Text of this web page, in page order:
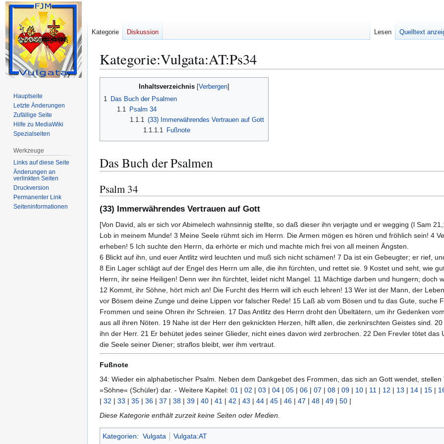
Kategorie:Vulgata:AT:Ps34
Inhaltsverzeichnis
1 Das Buch der Psalmen
1.1
Psalm 34
1.1.1 (33) Immerwährendes Vertrauen auf Gott
1.1.1.1
Fußnote
Das Buch der Psalmen
Psalm 34
(33) Immerwährendes Vertrauen auf Gott
[Von David, als er sich vor Abimelech wahnsinnig stellte, so daß dieser ihn verjagte und er wegging (l Sam
Lob in meinem Munde! 3 Meine Seele rühmt sich im Herrn. Die Armen mögen es hören und fröhlich sein! 4
erheben! 5 Ich suchte den Herrn, da erhörte er mich und machte mich frei von all meinen Ängsten.
6 Blickt auf ihn, und euer Antlitz wird leuchten und muß sich nicht schämen! 7 Da ist ein Gebeugter; er rief,
8 Ein Lager schlägt auf der Engel des Herrn um alle, die ihn fürchten, und rettet sie. 9 Kostet und seht, wie
Herrn, ihr seine Heiligen! Denn wer ihn fürchtet, leidet nicht Mangel. 11 Mächtige darben und hungern; doch
12 Kommt, ihr Söhne, hört mich an! Die Furcht des Herrn will ich euch lehren! 13 Wer ist der Mann, der
vor Bösem deine Zunge und deine Lippen vor falscher Rede! 15 Laß ab vom Bösen und tu das Gute, suche
Frommen und seine Ohren ihr Schreien. 17 Das Antlitz des Herrn droht den Übeltätern, um ihr Gedenken
aus all ihren Nöten. 19 Nahe ist der Herr den geknickten Herzen, hilft allen, die zerknirschten Geistes sind.
ihn der Herr. 21 Er behütet jedes seiner Glieder, nicht eines davon wird zerbrochen. 22 Den Frevler tötet
die Seele seiner Diener; straflos bleibt, wer ihm vertraut.
Fußnote
34: Wieder ein alphabetischer Psalm. Neben dem Dankgebet des Frommen, das sich an Gott wendet,
»Söhne« (Schüler) dar. - Weitere Kapitel: 01 | 02 | 03 | 04 | 05 | 06 | 07 | 08 | 09 | 10 | 11 | 12 | 13 | 14 | 15 |
| 32 | 33 | 35 | 36 | 37 | 38 | 39 | 40 | 41 | 42 | 43 | 44 | 45 | 46 | 47 | 48 | 49 | 50 |
Diese Kategorie enthält zurzeit keine Seiten oder Medien.
Kategorien: Vulgata Vulgata:AT
Kategorie Diskussion Lesen Quelltext
Hauptseite
Letzte Änderungen
Zufällige Seite
Hilfe zu MediaWiki
Spezialseiten
Werkzeuge
Links auf diese Seite
Änderungen an
verlinkten Seiten
Druckversion
Permanenter Link
Seiten­­informationen